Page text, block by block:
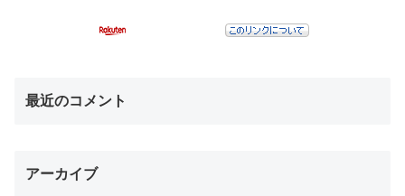
最近のコメント
アーカイブ